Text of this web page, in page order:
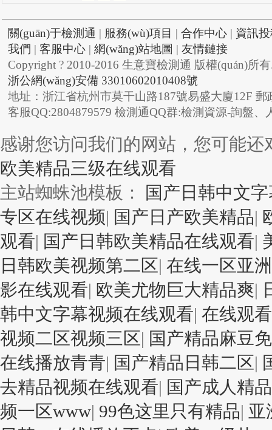
關(guān)于檢測通 | 服務(wù)項目 | 合作中心 | 資訊
我們 | 客服中心 | 網(wǎng)站地圖 | 友情鏈接
Copyright ? 2010-2016 生意寶檢測通 版權(quán)所
浙公網(wǎng)安備 33010602010408號
地址：浙江省杭州市莫干山路187號易盛大廈12F 郵
客服QQ:2804879579 檢測通QQ群:檢測資源-詢盤、
感谢您访问我们的网站，您可能还
欧美精品三级在线观看
主站蜘蛛池模板：
国产日韩中文
专区在线视频| 国产日产欧美精品|
观看| 国产日韩欧美精品在线观看|
日韩欧美视频第二区| 在线一区亚
影在线观看| 欧美尤物巨大精品爽|
韩中文字幕视频在线观看| 在线观
视频二区视频三区| 国产精品麻豆
在线播放青青| 国产精品日韩二区|
去精品视频在线观看| 国产成人精
频一区www| 99色这里只有精品| 亚